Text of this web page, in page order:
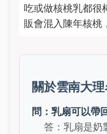
吃或做核桃乳都很
販會混入陳年核桃
關於雲南大
問：乳扇可以帶
答：乳扇是奶